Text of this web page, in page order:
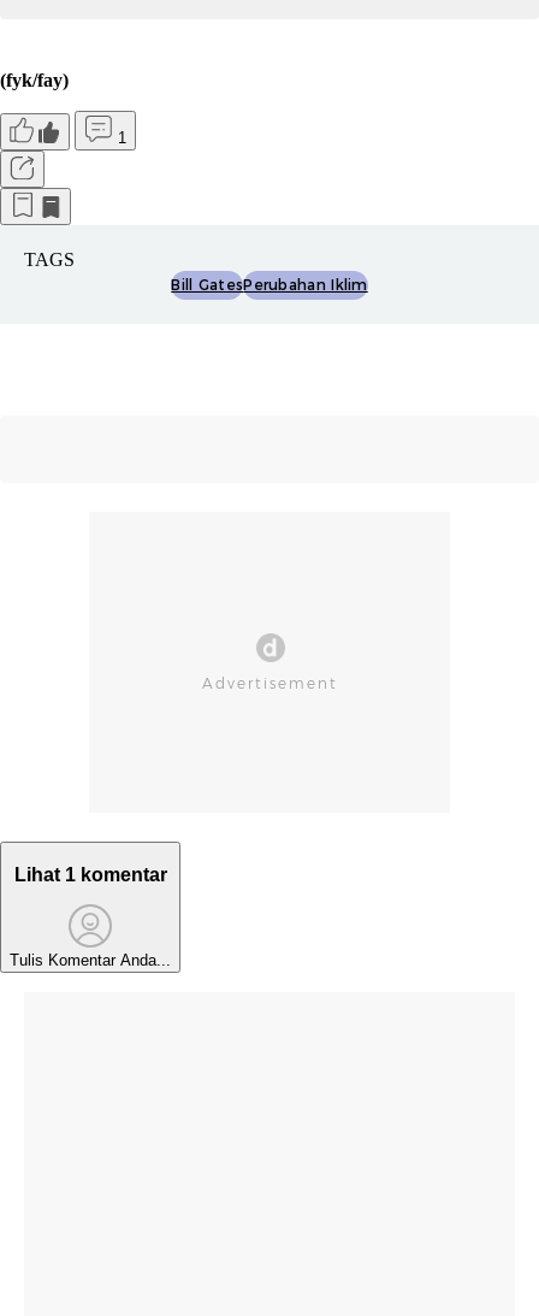
(fyk/fay)
1
TAGS
Bill GatesPerubahan Iklim
Lihat 1 komentar
Tulis Komentar Anda...